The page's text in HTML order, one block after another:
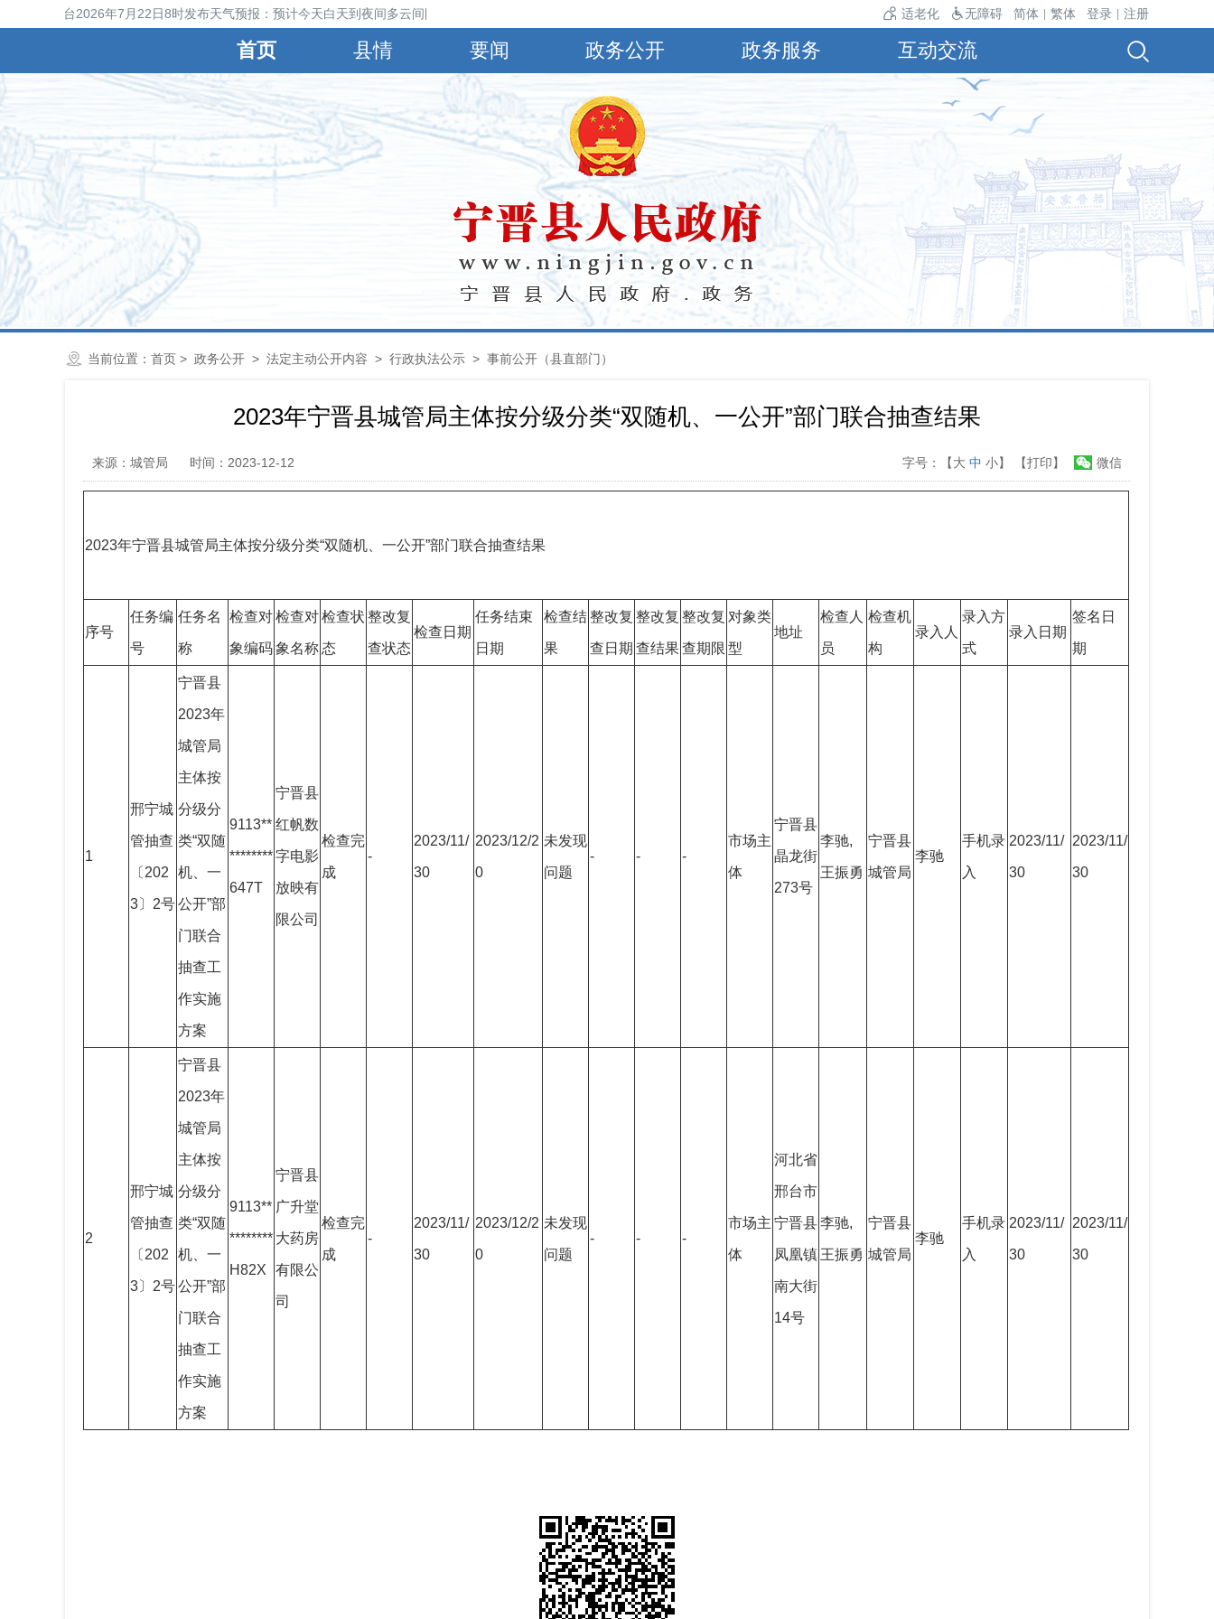
晋县气象台2026年7月22日8时发布天气预报：预计今天白天到夜间多云间阴，有小到中雨，偏南风4～5级，阵风6～8级，最高气温30℃，最低气温24℃。 适老化 无障碍 简体 繁体 登录 注册
首页 县情 要闻 政务公开 政务服务 互动交流
当前位置： 首页 > 政务公开 > 法定主动公开内容 > 行政执法公示 > 事前公开（县直部门）
2023年宁晋县城管局主体按分级分类“双随机、一公开”部门联合抽查结果
来源：城管局 时间：2023-12-12 微信
字号：【大 中 小】 【打印】
2023年宁晋县城管局主体按分级分类“双随机、一公开”部门联合抽查结果
序号
任务编
号
任务名
称
检查对
象编码
检查对
象名称
检查状
态
整改复
查状态
检查日期
任务结束
日期
检查结
果
整改复
查日期
整改复
查结果
整改复
查期限
对象类
型
地址
检查人
员
检查机
构
录入人
录入方
式
录入日期
签名日
期
1
邢宁城
管抽查
〔202
3〕2号
宁晋县
2023年
城管局
主体按
分级分
类“双随
机、一
公开”部
门联合
抽查工
作实施
方案
9113**
********
647T
宁晋县
红帆数
字电影
放映有
限公司
检查完
成
-
2023/11/
30
2023/12/2
0
未发现
问题
- - -
市场主
体
宁晋县
晶龙街
273号
李驰,
王振勇
宁晋县
城管局
李驰
手机录
入
2023/11/
30
2023/11/
30
2
邢宁城
管抽查
〔202
3〕2号
宁晋县
2023年
城管局
主体按
分级分
类“双随
机、一
公开”部
门联合
抽查工
作实施
方案
9113**
********
H82X
宁晋县
广升堂
大药房
有限公
司
检查完
成
-
2023/11/
30
2023/12/2
0
未发现
问题
- - -
市场主
体
河北省
邢台市
宁晋县
凤凰镇
南大街
14号
李驰,
王振勇
宁晋县
城管局
李驰
手机录
入
2023/11/
30
2023/11/
30